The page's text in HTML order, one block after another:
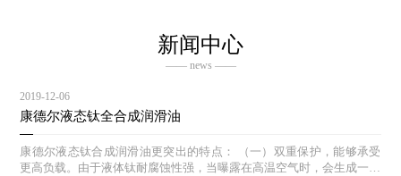
新闻中心
—— news ——
2019-12-06
康德尔液态钛全合成润滑油
康德尔液态钛合成润滑油更突出的特点： （一）双重保护，能够承受
更高负载。由于液体钛耐腐蚀性强，当曝露在高温空气时，会生成一层